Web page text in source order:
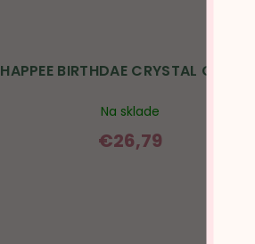
HAPPEE BIRTHDAE CRYSTAL CANDLE
Na sklade
€26,79